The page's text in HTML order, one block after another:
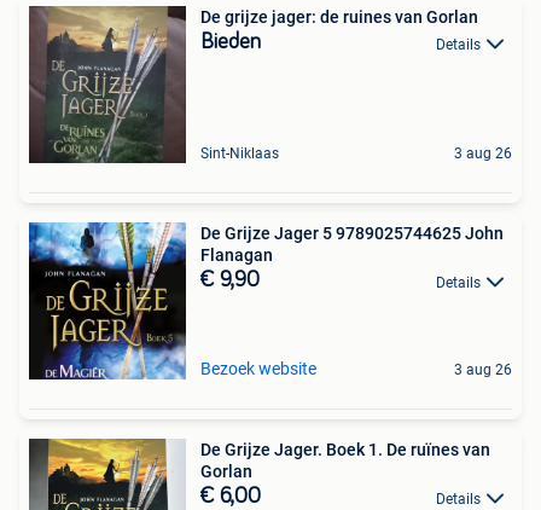
De grijze jager: de ruines van Gorlan
Bieden Details
Sint-Niklaas 3 aug 26
De Grijze Jager 5 9789025744625 John
Flanagan
€ 9,90 Details
Bezoek website 3 aug 26
De Grijze Jager. Boek 1. De ruïnes van
Gorlan
€ 6,00 Details